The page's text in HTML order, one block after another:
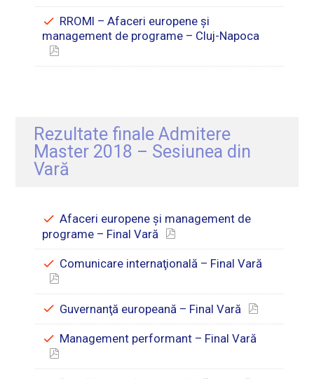
RROMI – Afaceri europene şi
management de programe – Cluj-Napoca
Rezultate finale Admitere
Master 2018 – Sesiunea din
Vară
Afaceri europene şi management de
programe – Final Vară
Comunicare internaţională – Final Vară
Guvernanţă europeană – Final Vară
Management performant – Final Vară